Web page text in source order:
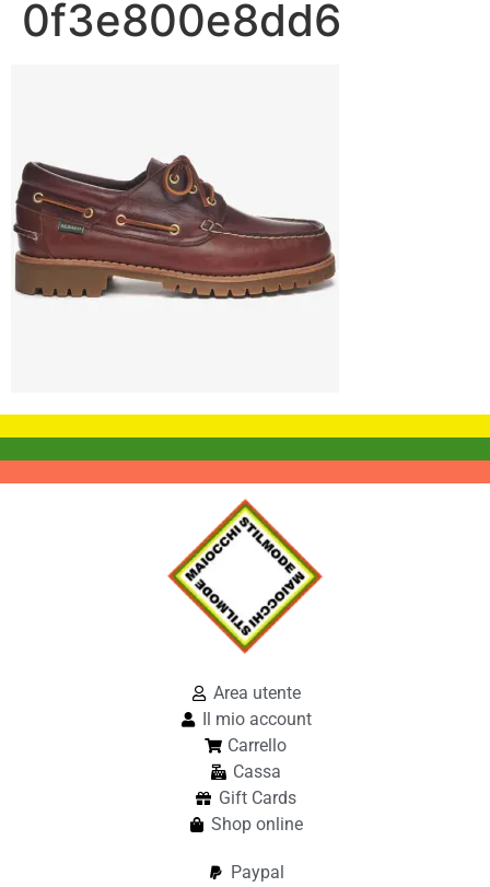
0f3e800e8dd6
Area utente
Il mio account
Carrello
Cassa
Gift Cards
Shop online
Paypal